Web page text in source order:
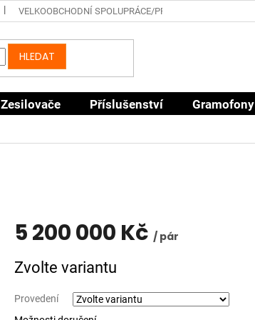
VELKOOBCHODNÍ SPOLUPRÁCE/PRODEJCI
HLEDAT
Zesilovače Příslušenství Gramofony
5 200 000 Kč / pár
cena:
Zvolte variantu
Provedení